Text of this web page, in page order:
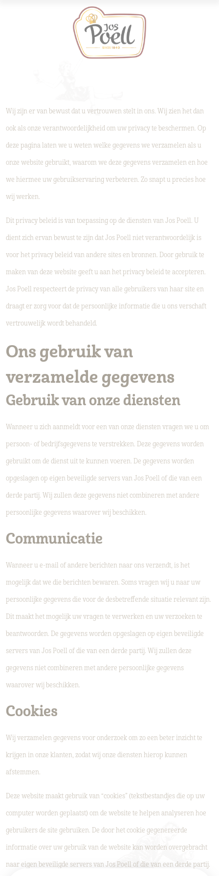
Wij zijn er van bewust dat u vertrouwen stelt in ons. Wij zien het dan
ook als onze verantwoordelijkheid om uw privacy te beschermen. Op
deze pagina laten we u weten welke gegevens we verzamelen als u
onze website gebruikt, waarom we deze gegevens verzamelen en hoe
we hiermee uw gebruikservaring verbeteren. Zo snapt u precies hoe
wij werken.
Dit privacy beleid is van toepassing op de diensten van Jos Poell. U
dient zich ervan bewust te zijn dat Jos Poell niet verantwoordelijk is
voor het privacy beleid van andere sites en bronnen. Door gebruik te
maken van deze website geeft u aan het privacy beleid te accepteren.
Jos Poell respecteert de privacy van alle gebruikers van haar site en
draagt er zorg voor dat de persoonlijke informatie die u ons verschaft
vertrouwelijk wordt behandeld.
Ons gebruik van
verzamelde gegevens
Gebruik van onze diensten
Wanneer u zich aanmeldt voor een van onze diensten vragen we u om
persoon- of bedrijfsgegevens te verstrekken. Deze gegevens worden
gebruikt om de dienst uit te kunnen voeren. De gegevens worden
opgeslagen op eigen beveiligde servers van Jos Poell of die van een
derde partij. Wij zullen deze gegevens niet combineren met andere
persoonlijke gegevens waarover wij beschikken.
Communicatie
Wanneer u e-mail of andere berichten naar ons verzendt, is het
mogelijk dat we die berichten bewaren. Soms vragen wij u naar uw
persoonlijke gegevens die voor de desbetreffende situatie relevant zijn.
Dit maakt het mogelijk uw vragen te verwerken en uw verzoeken te
beantwoorden. De gegevens worden opgeslagen op eigen beveiligde
servers van Jos Poell of die van een derde partij. Wij zullen deze
gegevens niet combineren met andere persoonlijke gegevens
waarover wij beschikken.
Cookies
Wij verzamelen gegevens voor onderzoek om zo een beter inzicht te
krijgen in onze klanten, zodat wij onze diensten hierop kunnen
afstemmen.
Deze website maakt gebruik van “cookies” (tekstbestandjes die op uw
computer worden geplaatst) om de website te helpen analyseren hoe
gebruikers de site gebruiken. De door het cookie gegenereerde
informatie over uw gebruik van de website kan worden overgebracht
naar eigen beveiligde servers van Jos Poell of die van een derde partij.